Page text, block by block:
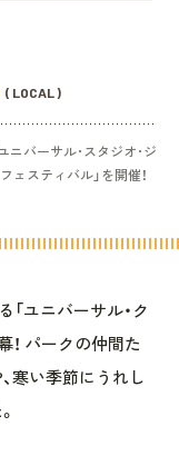
( LOCAL )
ユニバーサル･スタジオ･ジ
ェスティバル」を開催！
ユニバーサル・ク
！ パークの仲間た
寒い季節にうれし